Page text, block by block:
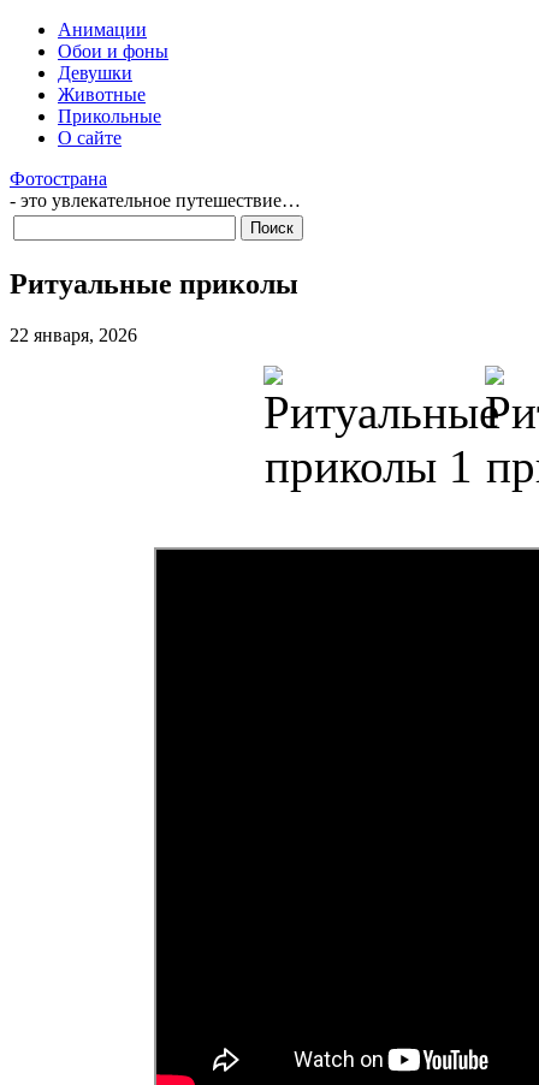
Анимации
Обои и фоны
Девушки
Животные
Прикольные
О сайте
Фотострана
- это увлекательное путешествие…
Ритуальные приколы
22 января, 2026